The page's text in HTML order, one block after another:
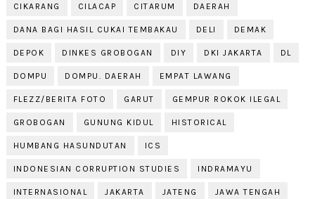
CIKARANG CILACAP CITARUM DAERAH
DANA BAGI HASIL CUKAI TEMBAKAU DELI DEMAK
DEPOK DINKES GROBOGAN DIY DKI JAKARTA DL
DOMPU DOMPU. DAERAH EMPAT LAWANG
FLEZZ/BERITA FOTO GARUT GEMPUR ROKOK ILEGAL
GROBOGAN GUNUNG KIDUL HISTORICAL
HUMBANG HASUNDUTAN ICS
INDONESIAN CORRUPTION STUDIES INDRAMAYU
INTERNASIONAL JAKARTA JATENG JAWA TENGAH